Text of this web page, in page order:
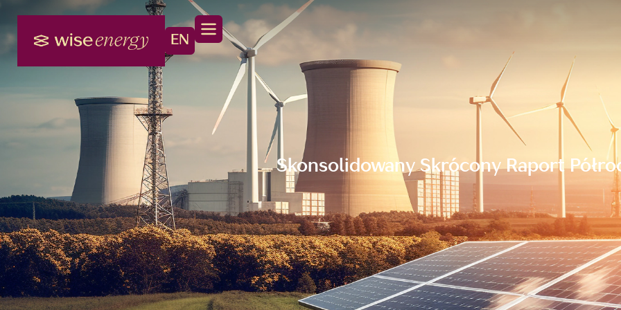
EN
Skonsolidowany Skrócony Raport